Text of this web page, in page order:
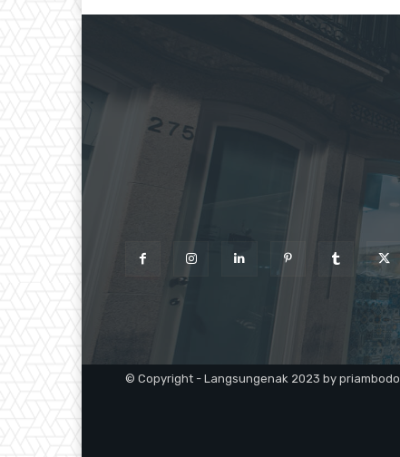
© Copyright - Langsungenak 2023 by